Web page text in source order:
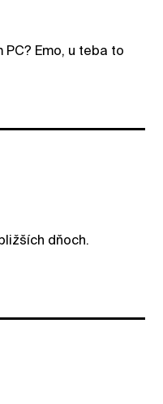
Emo, u teba to
dňoch.